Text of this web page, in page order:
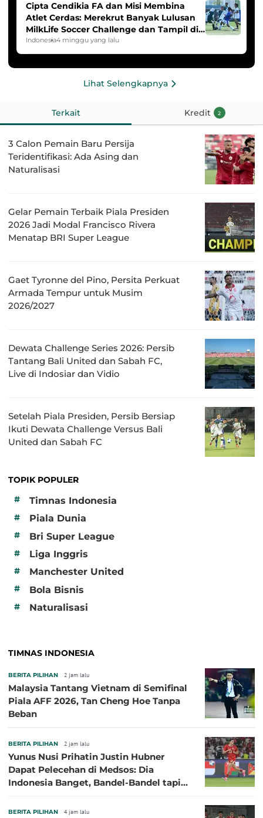
Cipta Cendikia FA dan Misi Membina
Atlet Cerdas: Merekrut Banyak Lulusan
MilkLife Soccer Challenge dan Tampil di
HYDROPLUS Soccer League
Indonesia4 minggu yang lalu
Lihat Selengkapnya
Terkait Kredit 2
3 Calon Pemain Baru Persija
Teridentifikasi: Ada Asing dan
Naturalisasi
Gelar Pemain Terbaik Piala Presiden
2026 Jadi Modal Francisco Rivera
Menatap BRI Super League
Gaet Tyronne del Pino, Persita Perkuat
Armada Tempur untuk Musim
2026/2027
Dewata Challenge Series 2026: Persib
Tantang Bali United dan Sabah FC,
Live di Indosiar dan Vidio
Setelah Piala Presiden, Persib Bersiap
Ikuti Dewata Challenge Versus Bali
United dan Sabah FC
TOPIK POPULER
#
Timnas Indonesia
# Piala Dunia
# Bri Super League
# Liga Inggris
# Manchester United
# Bola Bisnis
# Naturalisasi
TIMNAS INDONESIA
BERITA PILIHAN 2 jam lalu
Malaysia Tantang Vietnam di Semifinal
Piala AFF 2026, Tan Cheng Hoe Tanpa
Beban
BERITA PILIHAN 2 jam lalu
Yunus Nusi Prihatin Justin Hubner
Dapat Pelecehan di Medsos: Dia
Indonesia Banget, Bandel-Bandel tapi
BERITA PILIHAN 4 jam lalu